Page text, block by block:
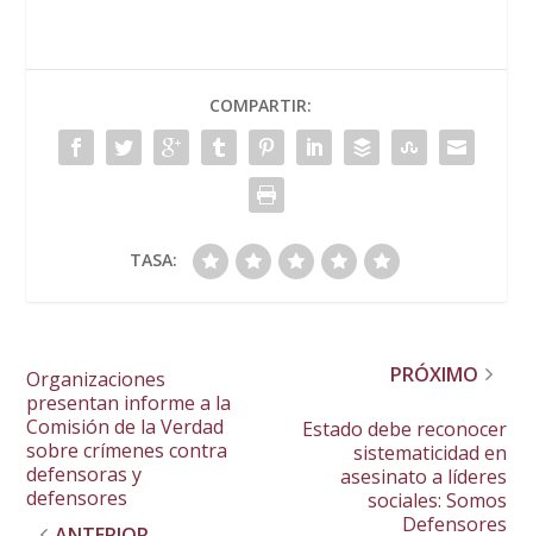
COMPARTIR:
TASA:
Organizaciones
presentan informe a la
Comisión de la Verdad
sobre crímenes contra
defensoras y
defensores
PRÓXIMO
Estado debe reconocer
sistematicidad en
asesinato a líderes
sociales: Somos
Defensores